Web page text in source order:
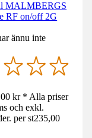
MALMBERGS
RF on/off 2G
ännu inte
kr * Alla priser
och exkl.
per st235,00